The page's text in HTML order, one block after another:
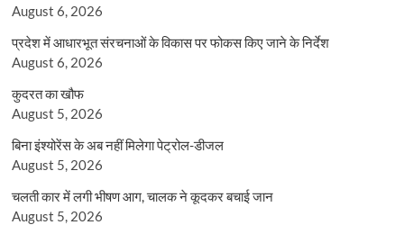
August 6, 2026
प्रदेश में आधारभूत संरचनाओं के विकास पर फोकस किए जाने के निर्देश
August 6, 2026
कुदरत का खौफ
August 5, 2026
बिना इंश्योरेंस के अब नहीं मिलेगा पेट्रोल-डीजल
August 5, 2026
चलती कार में लगी भीषण आग, चालक ने कूदकर बचाई जान
August 5, 2026